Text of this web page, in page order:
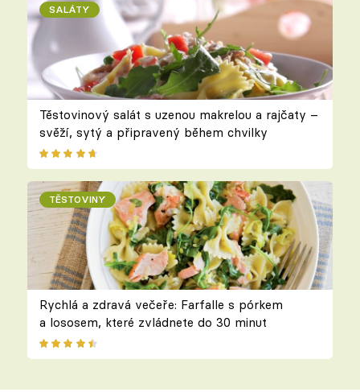
SALÁTY
Těstovinový salát s uzenou makrelou a rajčaty –
svěží, sytý a připravený během chvilky
TĚSTOVINY
Rychlá a zdravá večeře: Farfalle s pórkem
a lososem, které zvládnete do 30 minut